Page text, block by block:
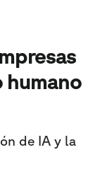
humano
de IA y la